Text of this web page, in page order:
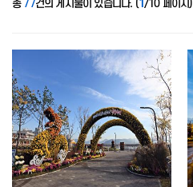
총 77건의 게시물이 있습니다. (1/10 페이지)